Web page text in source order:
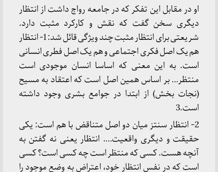
او در مقابل این تفکر که در جامعه رواج داشت از انتظار
دیگری سخن گفت که نقش و کارکرد مثبت دارد.
شریعتی برای انتظار مثبت چند ویژگی قائل شد: 1- انتظار
هم یک اصل فکری اجتماعی و هم یک اصل فطری انسانی
است. به این معنی که اساسا انسان موجودی است
منتظر… بر اساس همین اصل است که اعتقاد به مسیح
(نجات بخش) از ابتدا در جوامع بشری وجود داشته
است.3
2- انتظار سنتز میان دو اصل متناقض با هم است: یکی
حقیقت و دیگری واقعیت…. انتظار یعنی نه گفتن به
آنچه هست. کسی که منتظر است چه کسی است؟ کسی
است که در نفس انتظار خود، اعتراض به وضع موجود را